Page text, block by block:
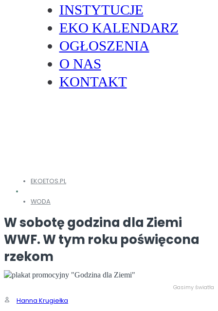
INSTYTUCJE
EKO KALENDARZ
OGŁOSZENIA
O NAS
KONTAKT
EKOETOS.PL
WODA
W sobotę godzina dla Ziemi
WWF. W tym roku poświęcona
rzekom
Gasimy światła
Hanna Krugiełka